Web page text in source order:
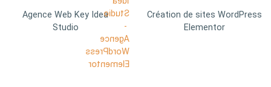
Agence Web Key Idea
Studio
Création de sites WordPress
Elementor